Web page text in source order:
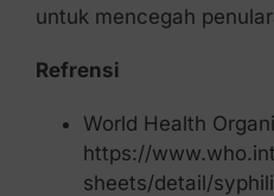
untuk mencegah
Refrensi
World Health
https://
sheets/detail/